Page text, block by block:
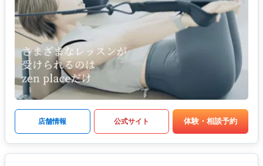
店舗情報 公式サイト 体験・相談予約